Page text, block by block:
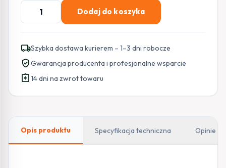
ilość
KAMERA
DAHUA
HY-
SAV849HA-
E
Dodaj do koszyka
local_shippingSzybka dostawa kurierem – 1–3 dni robocze
verified_userGwarancja producenta i profesjonalne wsparcie
assignment_return14 dni na zwrot towaru
Opis produktu Specyfikacja techniczna Opinie